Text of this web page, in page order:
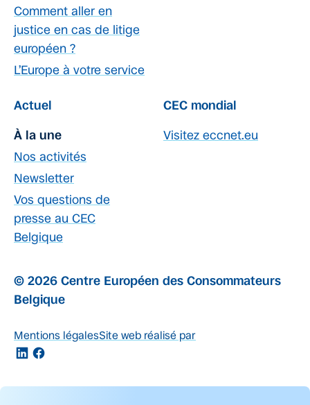
Comment aller en
justice en cas de litige
européen ?
L’Europe à votre service
Actuel
À la une
Nos activités
Newsletter
Vos questions de
presse au CEC
Belgique
CEC mondial
Visitez eccnet.eu
© 2026 Centre Européen des Consommateurs
Belgique
Mentions légalesSite web réalisé par